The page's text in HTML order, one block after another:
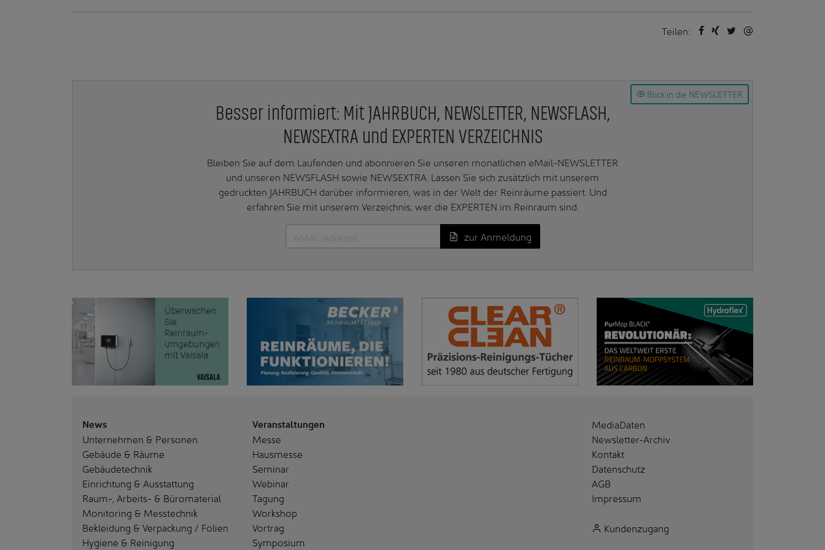
Teilen:
Blick in die NEWSLETTER
Besser informiert: Mit JAHRBUCH, NEWSLETTER, NEWSFLASH,
NEWSEXTRA und EXPERTEN VERZEICHNIS
Bleiben Sie auf dem Laufenden und abonnieren Sie unseren monatlichen eMail-NEWSLETTER
und unseren NEWSFLASH sowie NEWSEXTRA. Lassen Sie sich zusätzlich mit unserem
gedruckten JAHRBUCH darüber informieren, was in der Welt der Reinräume passiert. Und
erfahren Sie mit unserem Verzeichnis, wer die EXPERTEN im Reinraum sind.
zur Anmeldung
News
Unternehmen & Personen
Gebäude & Räume
Gebäudetechnik
Einrichtung & Ausstattung
Raum-, Arbeits- & Büromaterial
Monitoring & Messtechnik
Bekleidung & Verpackung / Folien
Hygiene & Reinigung
Veranstaltungen
Messe
Hausmesse
Seminar
Webinar
Tagung
Workshop
Vortrag
Symposium
MediaDaten
Newsletter-Archiv
Kontakt
Datenschutz
AGB
Impressum
Kundenzugang